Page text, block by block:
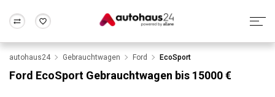
Wir bewerten dein Auto
Alle Fragen & Antworten
Rund um die Inzahlungnahme
autohaus24 Gebrauchtwagen Ford EcoSport
Ford EcoSport Gebrauchtwagen bis 15000 €